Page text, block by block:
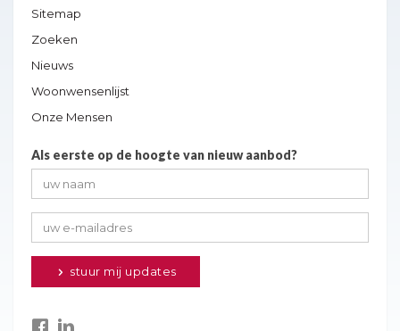
Sitemap
Zoeken
Nieuws
Woonwensenlijst
Onze Mensen
Als eerste op de hoogte van nieuw aanbod?
stuur mij updates